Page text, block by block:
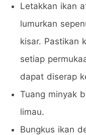
Letakkan ikan
lumurkan
kisar. Pastikan
setiap
dapat diserap
Tuang minyak
limau.
Bungkus ikan